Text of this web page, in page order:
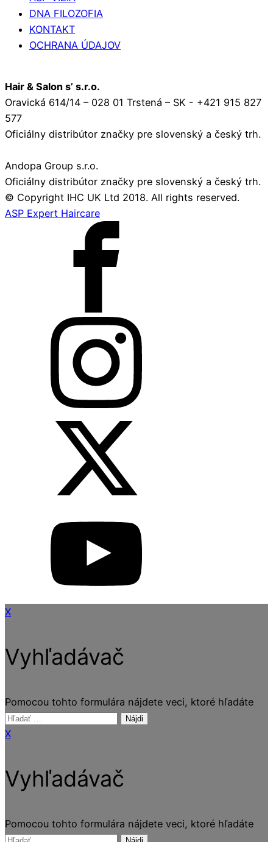
DNA FILOZOFIA
KONTAKT
OCHRANA ÚDAJOV
Hair & Salon s’ s.r.o.
Oravická 614/14 – 028 01 Trstená – SK - +421 915 827
577
Oficiálny distribútor značky pre slovenský a český trh.
Andopa Group s.r.o.
Oficiálny distribútor značky pre slovenský a český trh.
© Copyright IHC UK Ltd 2018. All rights reserved.
ASP Expert Haircare
X
Vyhľadávač
Pomocou tohto formulára nájdete veci, ktoré hľadáte
Hľadať:
X
Vyhľadávač
Pomocou tohto formulára nájdete veci, ktoré hľadáte
Hľadať: